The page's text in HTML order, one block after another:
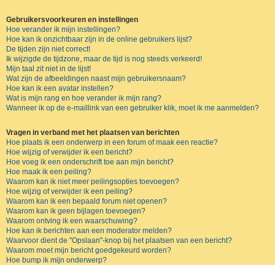
Gebruikersvoorkeuren en instellingen
Hoe verander ik mijn instellingen?
Hoe kan ik onzichtbaar zijn in de online gebruikers lijst?
De tijden zijn niet correct!
Ik wijzigde de tijdzone, maar de tijd is nog steeds verkeerd!
Mijn taal zit niet in de lijst!
Wat zijn de afbeeldingen naast mijn gebruikersnaam?
Hoe kan ik een avatar instellen?
Wat is mijn rang en hoe verander ik mijn rang?
Wanneer ik op de e-maillink van een gebruiker klik, moet ik me aanmelden?
Vragen in verband met het plaatsen van berichten
Hoe plaats ik een onderwerp in een forum of maak een reactie?
Hoe wijzig of verwijder ik een bericht?
Hoe voeg ik een onderschrift toe aan mijn bericht?
Hoe maak ik een peiling?
Waarom kan ik niet meer peilingsopties toevoegen?
Hoe wijzig of verwijder ik een peiling?
Waarom kan ik een bepaald forum niet openen?
Waarom kan ik geen bijlagen toevoegen?
Waarom ontving ik een waarschuwing?
Hoe kan ik berichten aan een moderator melden?
Waarvoor dient de "Opslaan"-knop bij het plaatsen van een bericht?
Waarom moet mijn bericht goedgekeurd worden?
Hoe bump ik mijn onderwerp?